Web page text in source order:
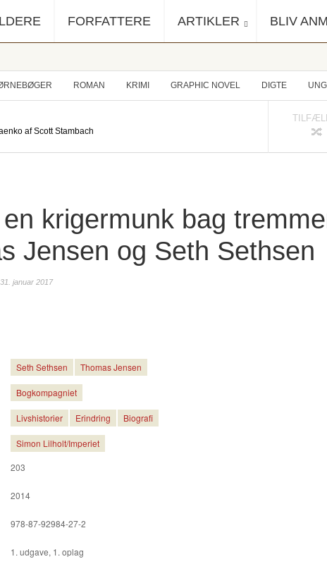
FORFATTERE ARTIKLER BLIV
ROMAN KRIMI GRAPHIC NOVEL DIGTE UNG
af Scott Stambach
krigermunk bag
Jensen og Seth Sethsen
31. januar 2017
Seth Sethsen Thomas Jensen
Bogkompagniet
Livshistorier Erindring Biografi
Simon Lilholt/Imperiet
203
2014
978-87-92984-27-2
1. udgave, 1. oplag